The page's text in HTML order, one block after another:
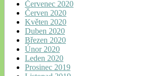
Červenec 2020
Červen 2020
Květen 2020
Duben 2020
Březen 2020
Únor 2020
Leden 2020
Prosinec 2019